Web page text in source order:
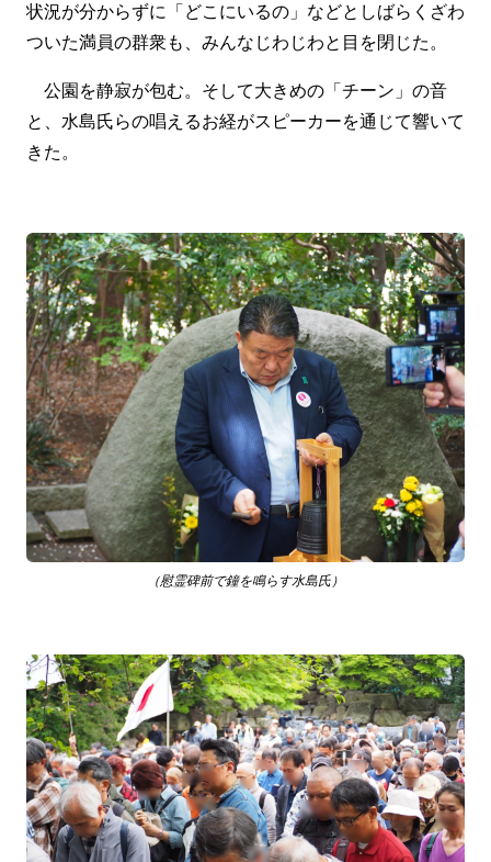
状況が分からずに「どこにいるの」などとしばらくざわ
ついた満員の群衆も、みんなじわじわと目を閉じた。
公園を静寂が包む。そして大きめの「チーン」の音
と、水島氏らの唱えるお経がスピーカーを通じて響いて
きた。
（慰霊碑前で鐘を鳴らす水島氏）